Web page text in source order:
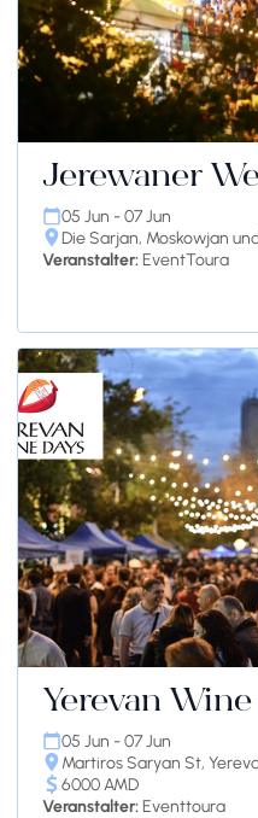
Jerewaner
05 Jun - 07 Jun
Die Sarjan, Moskowjan
Veranstalter:EventToura
Yerevan Wine
05 Jun - 07 Jun
Martiros Saryan St,
6000 AMD
Veranstalter:Eventtoura